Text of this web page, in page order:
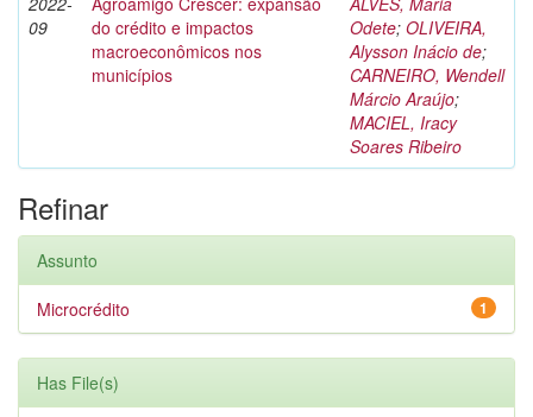
09
do crédito e impactos
macroeconômicos nos
municípios
Odete; OLIVEIRA,
Alysson Inácio de;
CARNEIRO, Wendell
Márcio Araújo;
MACIEL, Iracy
Soares Ribeiro
Refinar
Assunto
1
Microcrédito
Has File(s)